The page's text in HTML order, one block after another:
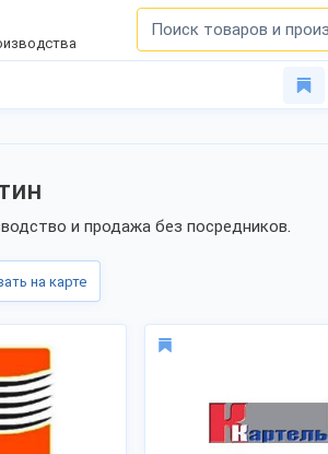
и продажа без посредников.
на карте